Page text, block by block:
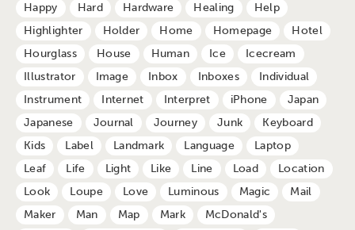
Happy
Hard Hardware Healing
Help
Highlighter
Holder Home Homepage
Hotel
Hourglass
House Human Ice
Icecream
Illustrator
Image Inbox Inboxes
Individual
Instrument
Internet Interpret iPhone
Japan
Japanese
Journal Journey Junk
Keyboard
Kids
Label Landmark Language
Laptop
Leaf
Life Light Like Line Load
Location
Look
Loupe Love Luminous Magic
Mail
Maker
Man Map Mark
McDonald's